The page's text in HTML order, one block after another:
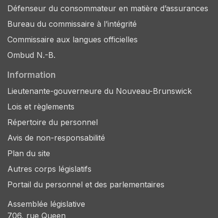
Défenseur du consommateur en matière d’assurances
Bureau du commissaire à l’intégrité
Commissaire aux langues officielles
Ombud N.-B.
Information
Lieutenante-gouverneure du Nouveau-Brunswick
Lois et règlements
Répertoire du personnel
Avis de non-responsabilité
Plan du site
Autres corps législatifs
Portail du personnel et des parlementaires
Assemblée législative
706, rue Queen